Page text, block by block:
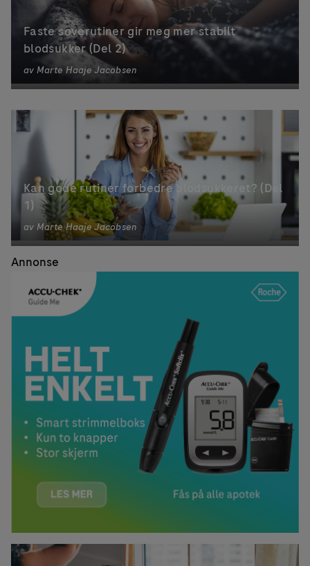
Faste soverutiner gir meg mer stabilt
blodsukker (Del 2)
av Marte Haaje Jacobsen
Kan gode rutiner forbedre blodsukkeret? (Del
1)
av Marte Haaje Jacobsen
Annonse